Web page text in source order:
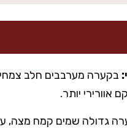
אוורירי יותר.
גדולה שמים קמח מצה,